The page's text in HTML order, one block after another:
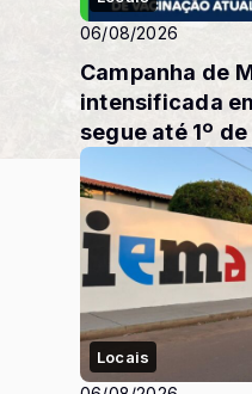
06/08/2026
Campanha de
intensificada
segue até 1º
Locais